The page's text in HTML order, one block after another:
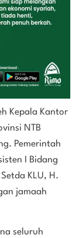
Kepala Kantor
NTB
Pemerintah
I Bidang
KLU, H.
jamaah
seluruh